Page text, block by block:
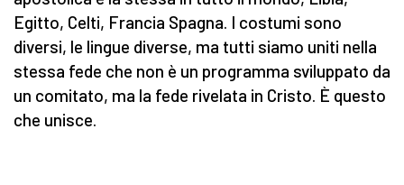
Egitto, Celti, Francia Spagna. I costumi sono
diversi, le lingue diverse, ma tutti siamo uniti nella
stessa fede che non è un programma sviluppato da
un comitato, ma la fede rivelata in Cristo. È questo
che unisce.